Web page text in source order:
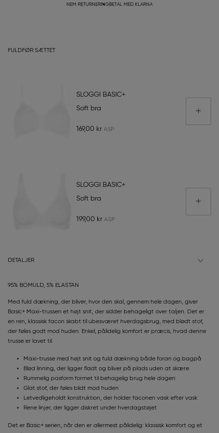
NEM RETURNERINGBETAL MED KLARNA
FULDFØR SÆTTET
SLOGGI BASIC+
Soft bra
169,00 kr
SLOGGI BASIC+
Soft bra
199,00 kr
DETALJER
95% BOMULD, 5% ELASTAN
Med fuld dækning, der bliver, hvor den skal, gennem hele dagen, giver
Basic+ Maxi-trussen et højt snit, der sidder behageligt over taljen. Det er
en ren, klassisk facon skabt til ubesværet hverdagsbrug, med blødt stof,
der føles godt mod huden. Enkel, pålidelig komfort er præcis, hvad denne
trusse er lavet til.
Maxi-trusse med højt snit og fuld dækning både foran og bagpå
Blød linning, der ligger fladt og bliver på plads uden at skære
Rummelig pasform formet til behagelig brug hele dagen
Glat stof, der føles blidt mod huden
Letvedligeholdt konstruktion, der holder faconen vask efter vask
Rene linjer, der ligger diskret under hverdagstøjet
Det er Basic+ serien, når den er allermest pålidelig: klassisk komfort og et